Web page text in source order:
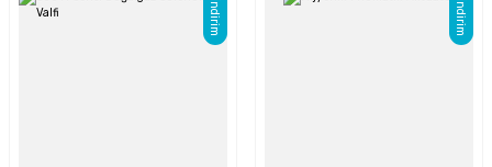
İndirim İndirim